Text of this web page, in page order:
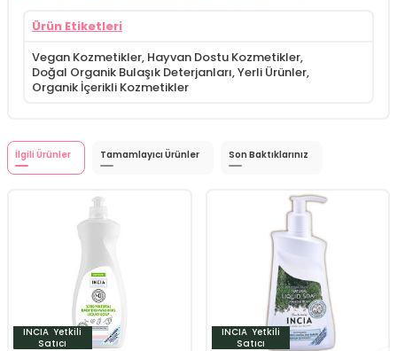
Ürün Etiketleri
Vegan Kozmetikler, Hayvan Dostu Kozmetikler,
Doğal Organik Bulaşık Deterjanları,Yerli Ürünler,
Organik İçerikli Kozmetikler
İlgili Ürünler Tamamlayıcı Ürünler Son Baktıklarınız
INCIA Yetkili
Satıcı
INCIA Yetkili
Satıcı